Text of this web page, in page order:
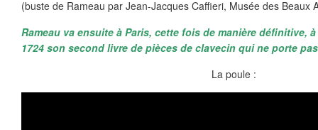
(buste de Rameau par Jean-Jacques Caffieri, Musée des Beaux
Rameau va ensuite à Paris, cette fois de manière définitive,
1724 son second livre de pièces de clavecin qui ne porte
La poule :